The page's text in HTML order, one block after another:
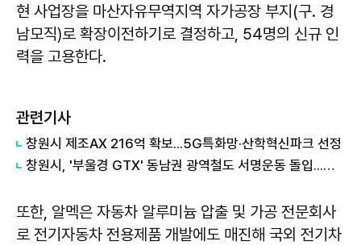
현 사업장을 마산자유무역지역 자가공장 부지(구. 경
남모직)로 확장이전하기로 결정하고, 54명의 신규 인
력을 고용한다.
관련기사
창원시 제조AX 216억 확보...5G특화망·산학혁신파크 선정
창원시, '부울경 GTX' 동남권 광역철도 서명운동 돌입...예타 통과 총력
또한, 알멕은 자동차 알루미늄 압출 및 가공 전문회사
로 전기자동차 전용제품 개발에도 매진해 국외 전기차